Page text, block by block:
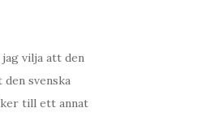
vilja att den
svenska
till ett annat